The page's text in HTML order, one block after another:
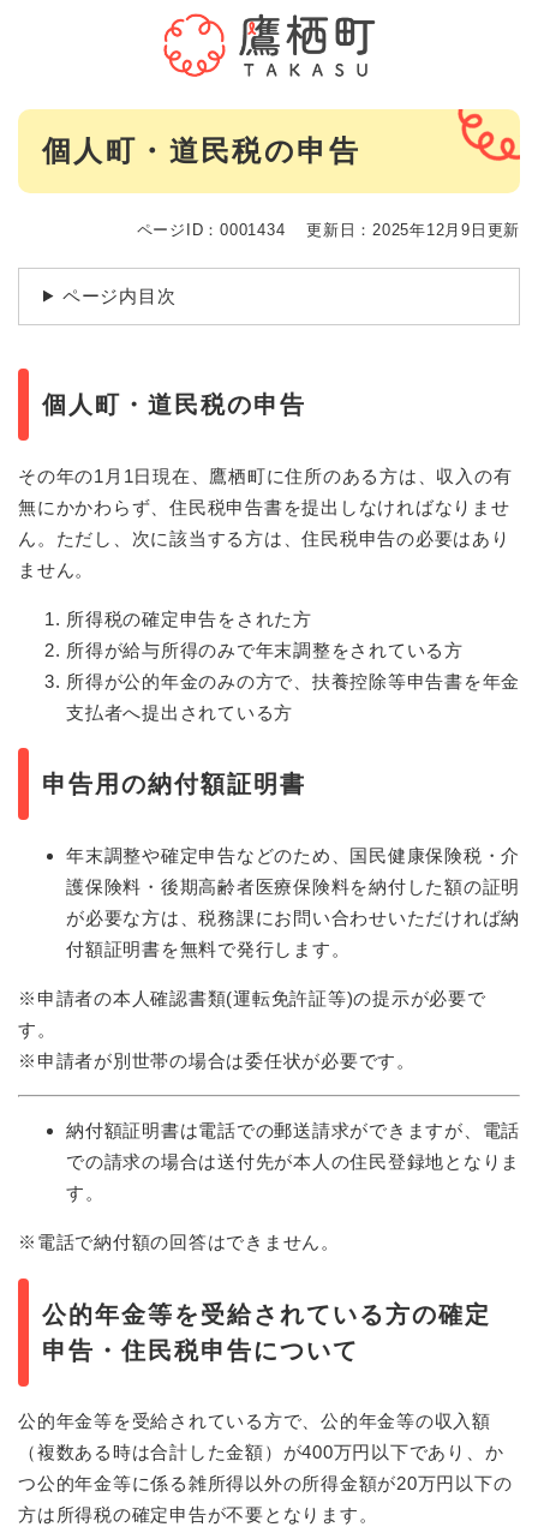
メニューを飛ばして本文へ
本
個人町・道民税の申告
ページID：0001434 更新日：2025年12月9日更新
ページ内目次
個人町・道民税の申告
その年の1月1日現在、鷹栖町に住所のある方は、収入の有
無にかかわらず、住民税申告書を提出しなければなりませ
ん。ただし、次に該当する方は、住民税申告の必要はあり
ません。
所得税の確定申告をされた方
所得が給与所得のみで年末調整をされている方
所得が公的年金のみの方で、扶養控除等申告書を年金
支払者へ提出されている方
申告用の納付額証明書
年末調整や確定申告などのため、国民健康保険税・介
護保険料・後期高齢者医療保険料を納付した額の証明
が必要な方は、税務課にお問い合わせいただければ納
付額証明書を無料で発行します。
※申請者の本人確認書類(運転免許証等)の提示が必要で
す。
※申請者が別世帯の場合は委任状が必要です。
納付額証明書は電話での郵送請求ができますが、電話
での請求の場合は送付先が本人の住民登録地となりま
す。
※電話で納付額の回答はできません。
公的年金等を受給されている方の確定
申告・住民税申告について
公的年金等を受給されている方で、公的年金等の収入額
（複数ある時は合計した金額）が400万円以下であり、か
つ公的年金等に係る雑所得以外の所得金額が20万円以下の
方は所得税の確定申告が不要となります。